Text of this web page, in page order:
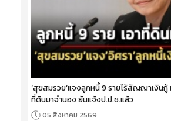
‘สุขสมรวย’แจงลูกหนี้ 9 รายไร้สัญญาเงินกู้
ที่ดินมาจำนอง ยันแจ้งป.ป.ช.แล้ว
05 สิงหาคม 2569